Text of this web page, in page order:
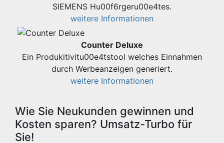
SIEMENS Hu00f6rgeru00e4tes.
weitere Informationen
Counter Deluxe
Ein Produkitivitu00e4tstool welches Einnahmen
durch Werbeanzeigen generiert.
weitere Informationen
Wie Sie Neukunden gewinnen und
Kosten sparen? Umsatz-Turbo für
Sie!